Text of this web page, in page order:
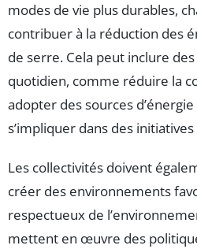
modes de vie plus durables,
contribuer à la réduction des
de serre. Cela peut inclure
quotidien, comme réduire la
adopter des sources
s’impliquer dans des
Les collectivités doivent
créer des environnements
respectueux de
mettent en œuvre des